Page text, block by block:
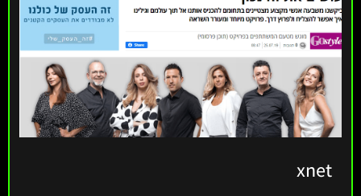
xnet